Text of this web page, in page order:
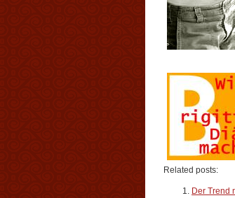
Related posts:
Der Trend